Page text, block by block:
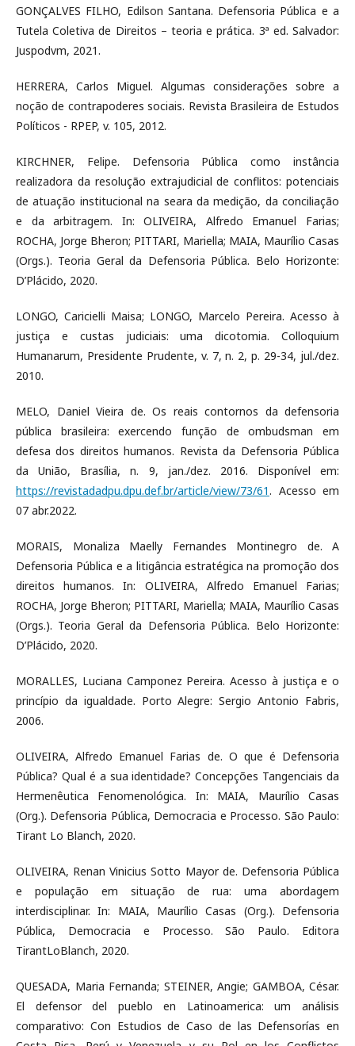
GONÇALVES FILHO, Edilson Santana. Defensoria Pública e a
Tutela Coletiva de Direitos – teoria e prática. 3ª ed. Salvador:
Juspodvm, 2021.
HERRERA, Carlos Miguel. Algumas considerações sobre a
noção de contrapoderes sociais. Revista Brasileira de Estudos
Políticos - RPEP, v. 105, 2012.
KIRCHNER, Felipe. Defensoria Pública como instância
realizadora da resolução extrajudicial de conflitos: potenciais
de atuação institucional na seara da medição, da conciliação
e da arbitragem. In: OLIVEIRA, Alfredo Emanuel Farias;
ROCHA, Jorge Bheron; PITTARI, Mariella; MAIA, Maurílio Casas
(Orgs.). Teoria Geral da Defensoria Pública. Belo Horizonte:
D’Plácido, 2020.
LONGO, Caricielli Maisa; LONGO, Marcelo Pereira. Acesso à
justiça e custas judiciais: uma dicotomia. Colloquium
Humanarum, Presidente Prudente, v. 7, n. 2, p. 29-34, jul./dez.
2010.
MELO, Daniel Vieira de. Os reais contornos da defensoria
pública brasileira: exercendo função de ombudsman em
defesa dos direitos humanos. Revista da Defensoria Pública
da União, Brasília, n. 9, jan./dez. 2016. Disponível em:
https://revistadadpu.dpu.def.br/article/view/73/61. Acesso em
07 abr.2022.
MORAIS, Monaliza Maelly Fernandes Montinegro de. A
Defensoria Pública e a litigância estratégica na promoção dos
direitos humanos. In: OLIVEIRA, Alfredo Emanuel Farias;
ROCHA, Jorge Bheron; PITTARI, Mariella; MAIA, Maurílio Casas
(Orgs.). Teoria Geral da Defensoria Pública. Belo Horizonte:
D’Plácido, 2020.
MORALLES, Luciana Camponez Pereira. Acesso à justiça e o
princípio da igualdade. Porto Alegre: Sergio Antonio Fabris,
2006.
OLIVEIRA, Alfredo Emanuel Farias de. O que é Defensoria
Pública? Qual é a sua identidade? Concepções Tangenciais da
Hermenêutica Fenomenológica. In: MAIA, Maurílio Casas
(Org.). Defensoria Pública, Democracia e Processo. São Paulo:
Tirant Lo Blanch, 2020.
OLIVEIRA, Renan Vinicius Sotto Mayor de. Defensoria Pública
e população em situação de rua: uma abordagem
interdisciplinar. In: MAIA, Maurílio Casas (Org.). Defensoria
Pública, Democracia e Processo. São Paulo. Editora
TirantLoBlanch, 2020.
QUESADA, Maria Fernanda; STEINER, Angie; GAMBOA, César.
El defensor del pueblo en Latinoamerica: um análisis
comparativo: Con Estudios de Caso de las Defensorías en